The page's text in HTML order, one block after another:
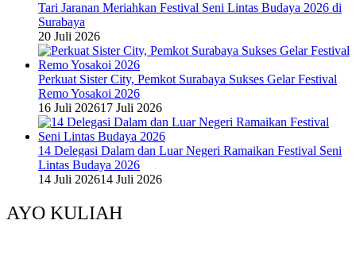
Tari Jaranan Meriahkan Festival Seni Lintas Budaya 2026 di
Surabaya
20 Juli 2026
Perkuat Sister City, Pemkot Surabaya Sukses Gelar Festival
Remo Yosakoi 2026
16 Juli 202617 Juli 2026
14 Delegasi Dalam dan Luar Negeri Ramaikan Festival Seni
Lintas Budaya 2026
14 Juli 202614 Juli 2026
AYO KULIAH